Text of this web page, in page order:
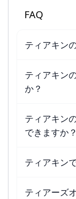
FAQ
ティアキン
ティアキン
か？
ティアキン
できますか？
ティアキン
ティアーズ